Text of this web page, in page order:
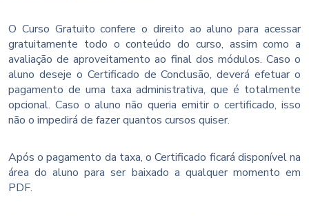
O Curso Gratuito confere o direito ao aluno para acessar
gratuitamente todo o conteúdo do curso, assim como a
avaliação de aproveitamento ao final dos módulos. Caso o
aluno deseje o Certificado de Conclusão, deverá efetuar o
pagamento de uma taxa administrativa, que é totalmente
opcional. Caso o aluno não queria emitir o certificado, isso
não o impedirá de fazer quantos cursos quiser.
Após o pagamento da taxa, o Certificado ficará disponível na
área do aluno para ser baixado a qualquer momento em
PDF.